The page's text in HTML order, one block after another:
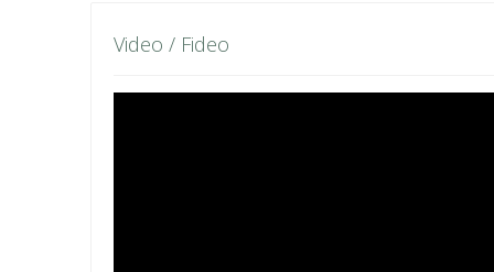
Video / Fideo